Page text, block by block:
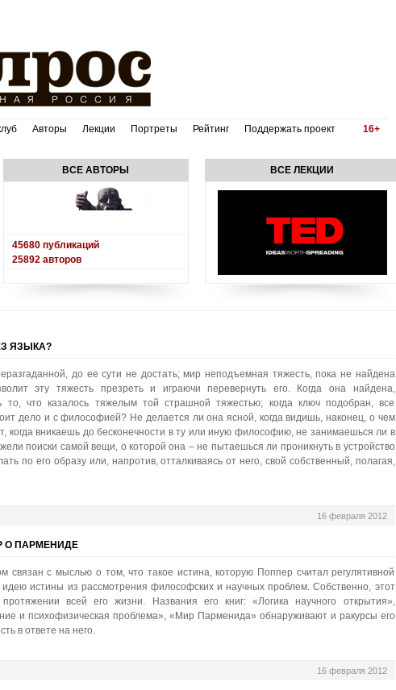
Авторы Лекции Портреты Рейтинг Поддержать проект 16+
ВСЕ АВТОРЫ
45680публикаций
25892авторов
ВСЕ ЛЕКЦИИ
ЯЗЫКА?
до ее сути не достать; мир неподъемная тяжесть, пока не найдена
эту тяжесть презреть и играючи перевернуть его. Когда она найдена,
то, что казалось тяжелым той страшной тяжестью; когда ключ подобран, все
дело и с философией? Не делается ли она ясной, когда видишь, наконец, о чем
вникаешь до бесконечности в ту или иную философию, не занимаешься ли в
поиски самой вещи, о которой она – не пытаешься ли проникнуть в устройство
по его образу или, напротив, отталкиваясь от него, свой собственный, полагая,
16 февраля 2012
О ПАРМЕНИДЕ
связан с мыслью о том, что такое истина, которую Поппер считал регулятивной
истины из рассмотрения философских и научных проблем. Собственно, этот
всей его жизни. Названия его книг: «Логика научного открытия»,
и психофизическая проблема», «Мир Парменида» обнаруживают и ракурсы его
в ответе на него.
16 февраля 2012